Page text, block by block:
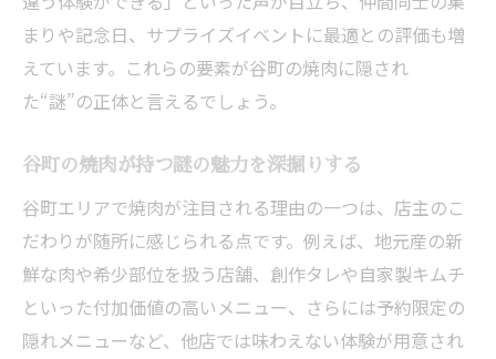
まりや記念日、サプライズイベントに最適との評価も増
えています。これらの要素が谷町の焼肉に隠され
た“謎”の正体と言えるでしょう。
谷町の焼肉が持つ謎の魅力を深掘りする
谷町エリアで焼肉が注目される理由の一つは、店主のこ
だわりが随所に感じられる点です。例えば、地元産の新
鮮な肉や希少部位を扱う店舗、創作タレや自家製キムチ
といった付加価値の高いメニュー、さらには予約限定の
隠れメニューなど、他店では味わえない体験が用意され